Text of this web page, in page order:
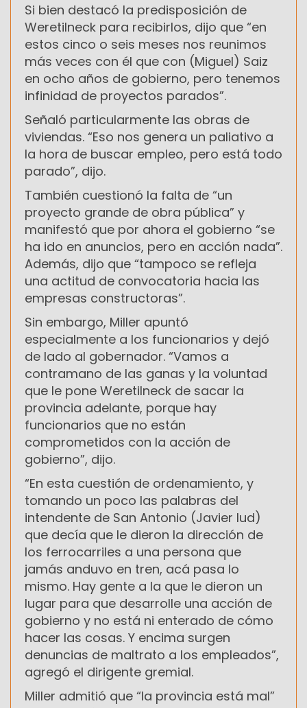
Si bien destacó la predisposición de
Weretilneck para recibirlos, dijo que “en
estos cinco o seis meses nos reunimos
más veces con él que con (Miguel) Saiz
en ocho años de gobierno, pero tenemos
infinidad de proyectos parados”.
Señaló particularmente las obras de
viviendas. “Eso nos genera un paliativo a
la hora de buscar empleo, pero está todo
parado”, dijo.
También cuestionó la falta de “un
proyecto grande de obra pública” y
manifestó que por ahora el gobierno “se
ha ido en anuncios, pero en acción nada”.
Además, dijo que “tampoco se refleja
una actitud de convocatoria hacia las
empresas constructoras”.
Sin embargo, Miller apuntó
especialmente a los funcionarios y dejó
de lado al gobernador. “Vamos a
contramano de las ganas y la voluntad
que le pone Weretilneck de sacar la
provincia adelante, porque hay
funcionarios que no están
comprometidos con la acción de
gobierno”, dijo.
“En esta cuestión de ordenamiento, y
tomando un poco las palabras del
intendente de San Antonio (Javier Iud)
que decía que le dieron la dirección de
los ferrocarriles a una persona que
jamás anduvo en tren, acá pasa lo
mismo. Hay gente a la que le dieron un
lugar para que desarrolle una acción de
gobierno y no está ni enterado de cómo
hacer las cosas. Y encima surgen
denuncias de maltrato a los empleados”,
agregó el dirigente gremial.
Miller admitió que “la provincia está mal”